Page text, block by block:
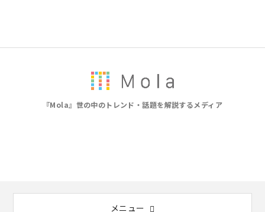
『Mola』世の中のトレンド・話題を解説するメディア
メニュー